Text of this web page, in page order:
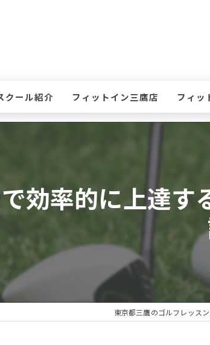
クール紹介
ンストラクター
フィットイン三鷹店
三鷹店 体験レッスンのお申込み
フィッ
高島平
効率的に上達
東京都三鷹のゴルフレッス